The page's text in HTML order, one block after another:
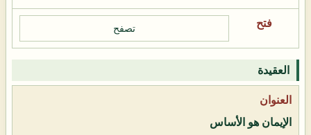
تصفح
العقيدة
الإيمان هو الأساس